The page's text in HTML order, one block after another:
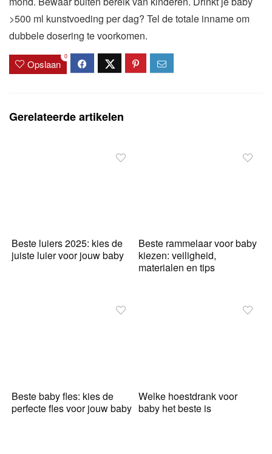
>500 ml kunstvoeding per dag? Tel de totale inname om
dubbele dosering te voorkomen.
Opslaan
0
Gerelateerde artikelen
Beste luiers 2025: kies de
juiste luier voor jouw baby
Beste rammelaar voor baby
kiezen: veiligheid,
materialen en tips
Beste baby fles: kies de
perfecte fles voor jouw baby
Welke hoestdrank voor
baby het beste is